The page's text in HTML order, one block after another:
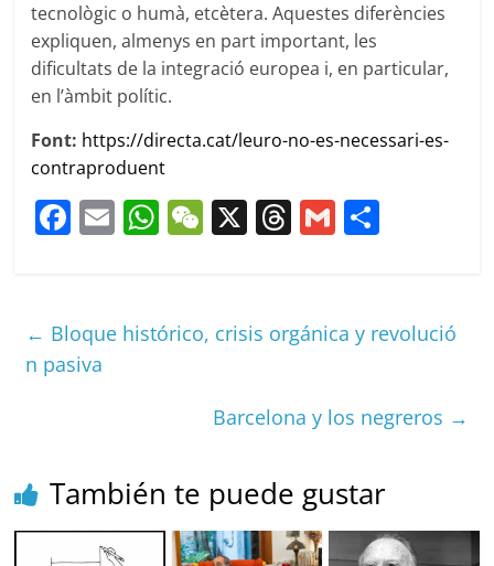
tecnològic o humà, etcètera. Aquestes diferències
expliquen, almenys en part important, les
dificultats de la integració europea i, en particular,
en l’àmbit polític.
Font: https://directa.cat/leuro-no-es-necessari-es-
contraproduent
F
e
b
E
l
W
s
W
h
at
X T
a
d
G
l p
← Bloque histórico, crisis orgánica y revolució
n pasiva
Barcelona y los negreros →
También te puede gustar